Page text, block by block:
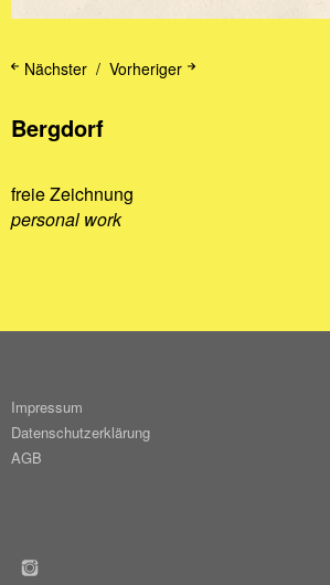
Vorheriger
Nächster
Bergdorf
freie Zeichnung
personal work
Impressum
Datenschutzerklärung
AGB